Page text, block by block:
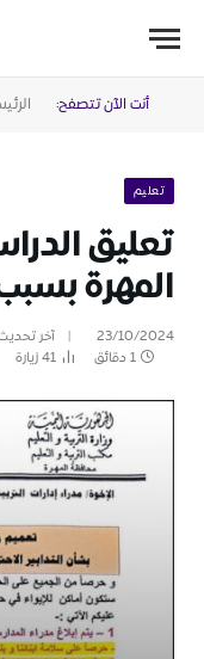
أنت الآن تتصفح:
تعليم
تعليق
المهرة
23/10/2024 آخر
1 دقائق
41زيارة